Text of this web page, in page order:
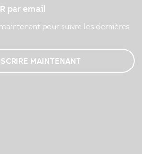
par email
pour suivre les dernières
MAINTENANT